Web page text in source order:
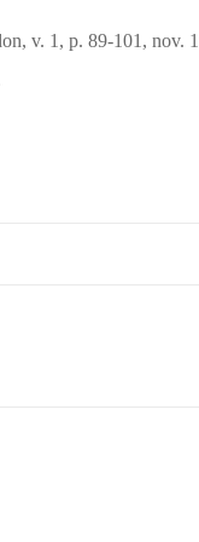
v. 1, p. 89-101, nov.